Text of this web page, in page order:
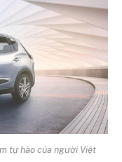
tự hào của người Việt